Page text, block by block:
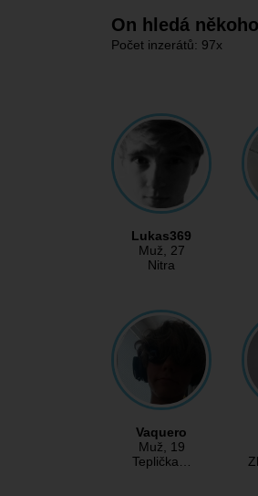
On hledá někoho
Počet inzerátů: 97x
Lukas369
Muž, 27
Nitra
Vaquero
Muž, 19
Teplička…